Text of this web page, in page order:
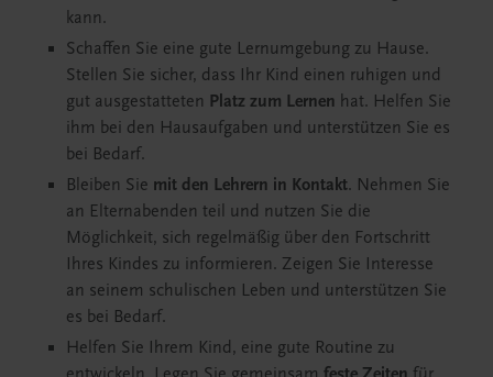
kann.
Schaffen Sie eine gute Lernumgebung zu Hause.
Stellen Sie sicher, dass Ihr Kind einen ruhigen und
gut ausgestatteten Platz zum Lernen hat. Helfen Sie
ihm bei den Hausaufgaben und unterstützen Sie es
bei Bedarf.
Bleiben Sie mit den Lehrern in Kontakt. Nehmen Sie
an Elternabenden teil und nutzen Sie die
Möglichkeit, sich regelmäßig über den Fortschritt
Ihres Kindes zu informieren. Zeigen Sie Interesse
an seinem schulischen Leben und unterstützen Sie
es bei Bedarf.
Helfen Sie Ihrem Kind, eine gute Routine zu